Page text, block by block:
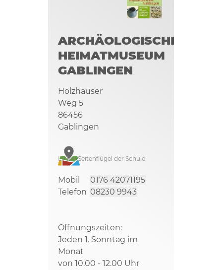
ARCHÄOLOGISCHES
HEIMATMUSEUM
GABLINGEN
Holzhauser
Weg 5
86456
Gablingen
Linker Seitenflügel der Schule
Mobil
0176 42071195
Telefon 08230 9943
Öffnungszeiten:
Jeden 1. Sonntag im
Monat
von 10.00 - 12.00 Uhr